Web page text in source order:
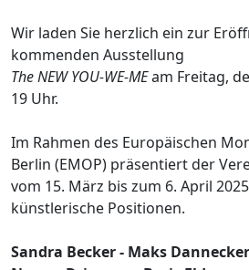
Wir laden Sie herzlich ein zur
kommenden Ausstellung
The NEW YOU-WE-MEam Freitag,
19 Uhr.
Im Rahmen des Europäischen
Berlin (EMOP) präsentiert der
vom 15. März bis zum 6. April
künstlerische Positionen.
Sandra Becker - Maks